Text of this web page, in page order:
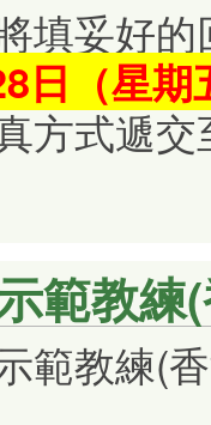
填妥好
日（星
方式遞
範教練
範教練(